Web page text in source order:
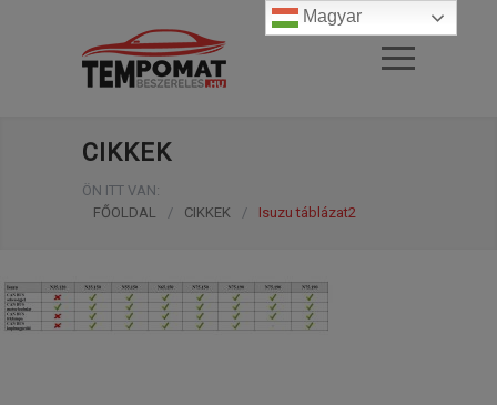
CIKKEK
ÖN ITT VAN:
FŐOLDAL
/ CIKKEK / Isuzu táblázat2
Magyar